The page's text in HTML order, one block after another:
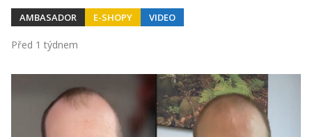
AMBASADOR E-SHOPY VIDEO
Před 1 týdnem